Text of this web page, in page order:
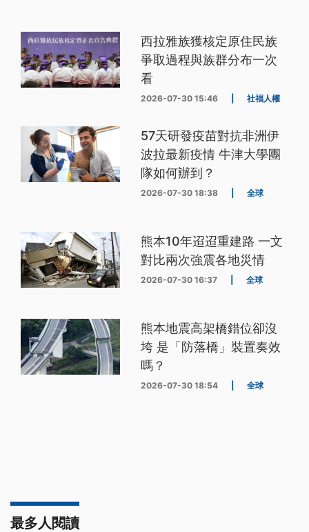
西拉雅族獲核定原住民族
爭取過程與族群分布一次
看
2026-07-30 15:46 社福人權
57天研發疫苗對抗非洲伊
波拉最新疫情 牛津大學團
隊如何辦到？
2026-07-30 18:38 全球
熊本10年迢迢重建路 一文
對比兩次強震各地災情
2026-07-30 16:37 全球
熊本地震高架橋錯位卻沒
垮 是「防落橋」裝置奏效
嗎？
2026-07-30 18:54 全球
最多人閱讀